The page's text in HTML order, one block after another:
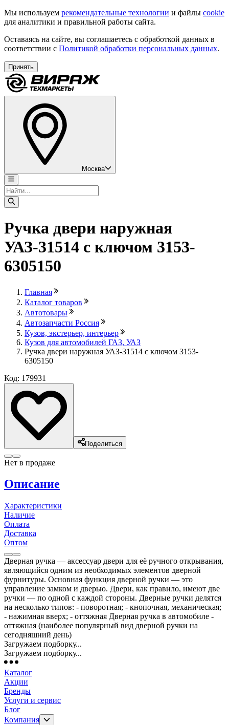
Мы используем рекомендательные технологии и файлы cookie
для аналитики и правильной работы сайта.
Оставаясь на сайте, вы соглашаетесь с обработкой данных в
соответствии с Политикой обработки персональных данных.
Принять
Москва
Ручка двери наружная
УАЗ-31514 с ключом 3153-
6305150
Главная
Каталог товаров
Автотовары
Автозапчасти Россия
Кузов, экстерьер, интерьер
Кузов для автомобилей ГАЗ, УАЗ
Ручка двери наружная УАЗ-31514 с ключом 3153-
6305150
Код: 179931
Поделиться
Нет в продаже
Описание
Характеристики
Наличие
Оплата
Доставка
Оптом
Дверная ручка — аксессуар двери для её ручного открывания,
являющийся одним из необходимых элементов дверной
фурнитуры. Основная функция дверной ручки — это
управление замком и дверью. Двери, как правило, имеют две
ручки — по одной с каждой стороны. Дверные ручки делятся
на несколько типов: - поворотная; - кнопочная, механическая;
- нажимная вверх; - оттяжная Дверная ручка в автомобиле -
оттяжная (наиболее популярный вид дверной ручки на
сегодняшний день)
Загружаем подборку...
Загружаем подборку...
Каталог
Акции
Бренды
Услуги и сервис
Блог
Компания